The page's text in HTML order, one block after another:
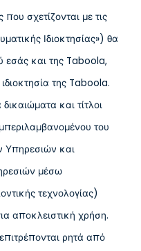
σχετίζονται με τις
Ιδιοκτησίας») θα
εσάς και της Taboola,
της Taboola.
και τίτλοι
του
Υπηρεσιών και
μέσω
τεχνολογίας)
αποκλειστική χρήση.
ρητά από